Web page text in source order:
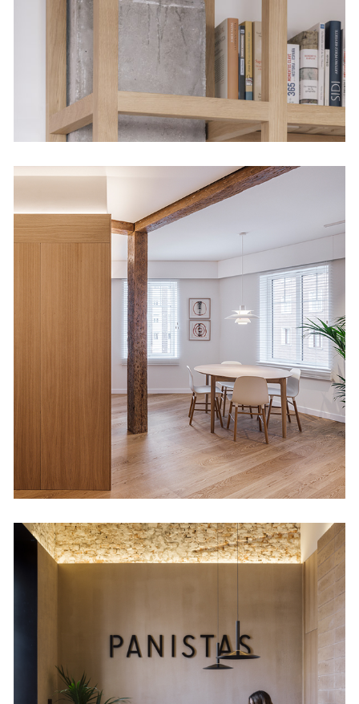
Churri House
Viviendas
Panistas